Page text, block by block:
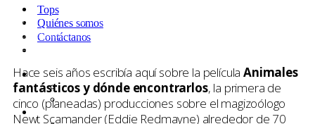
Tops
Quiénes somos
Contáctanos
Cine
Festivales
Reseñas
Televisión
Posted at 11:48hinAccion
Pepe Ruiloba 0 Comments
Likes
Hace seis años escribía aquí sobre la películaAnimales
fantásticos y dónde encontrarlos, la primera de
cinco (planeadas) producciones sobre el magizoólogo
Newt Scamander (Eddie Redmayne) alrededor de 70